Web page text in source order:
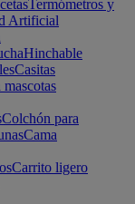
Termómetros y
Artificial
Hinchable
Casitas
mascotas
Colchón para
Cama
Carrito ligero